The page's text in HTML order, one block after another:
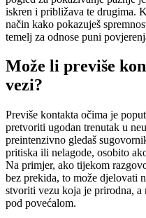
iskren i približava te drugima.
način kako pokazuješ
temelj za odnose puni
Može li previše
vezi?
Previše kontakta očima je
pretvoriti ugodan trenutak u
preintenzivno gledaš
pritiska ili nelagode, osobito
Na primjer, ako tijekom
bez prekida, to može djelovati
stvoriti vezu koja je prirodna, a
pod povećalom.